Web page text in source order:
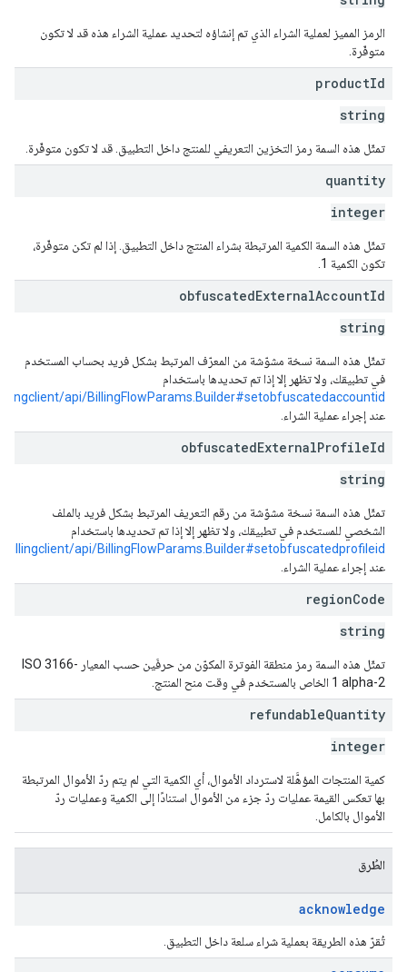
الرمز المميز لعملية الشراء الذي تم إنشاؤه لتحديد عملية الشراء هذه قد لا تكون
متوفّرة.
productId
string
تمثّل هذه السمة رمز التخزين التعريفي للمنتج داخل التطبيق. قد لا تكون متوفّرة.
quantity
integer
تمثّل هذه السمة الكمية المرتبطة بشراء المنتج داخل التطبيق. إذا لم تكن متوفّرة،
تكون الكمية 1.
obfuscatedExternalAccountId
string
تمثّل هذه السمة نسخة مشوّشة من المعرّف المرتبط بشكل فريد بحساب المستخدم
في تطبيقك، ولا تظهر إلا إذا تم تحديدها باستخدام
api/BillingFlowParams.Builder#setobfuscatedaccountid
عند إجراء عملية الشراء.
obfuscatedExternalProfileId
string
تمثّل هذه السمة نسخة مشوّشة من رقم التعريف المرتبط بشكل فريد بالملف
الشخصي للمستخدم في تطبيقك، ولا تظهر إلا إذا تم تحديدها باستخدام
api/BillingFlowParams.Builder#setobfuscatedprofileid
عند إجراء عملية الشراء.
regionCode
string
تمثّل هذه السمة رمز منطقة الفوترة المكوّن من حرفَين حسب المعيار ISO 3166-
1 alpha-2 الخاص بالمستخدم في وقت منح المنتج.
refundableQuantity
integer
كمية المنتجات المؤهَّلة لاسترداد الأموال، أي الكمية التي لم يتم ردّ الأموال المرتبطة
بها تعكس القيمة عمليات ردّ جزء من الأموال استنادًا إلى الكمية وعمليات ردّ
الأموال بالكامل.
الطُرق
acknowledge
تُقرّ هذه الطريقة بعملية شراء سلعة داخل التطبيق.